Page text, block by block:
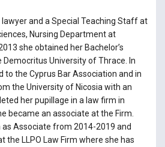
and a Special Teaching Staff at
Nursing Department at
she obtained her Bachelor’s
University of Thrace. In
to the Cyprus Bar Association and in
the University of Nicosia with an
her pupillage in a law firm in
became an associate at the Firm.
Associate from 2014-2019 and
the LLPO Law Firm where she has